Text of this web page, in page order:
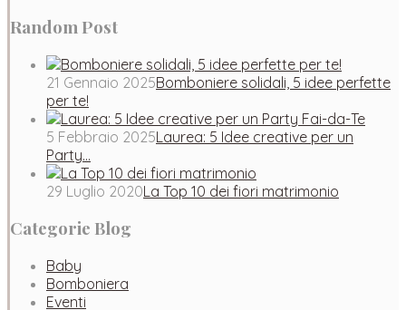
Random Post
21 Gennaio 2025Bomboniere solidali, 5 idee perfette
per te!
5 Febbraio 2025Laurea: 5 Idee creative per un
Party…
29 Luglio 2020La Top 10 dei fiori matrimonio
Categorie Blog
Baby
Bomboniera
Eventi